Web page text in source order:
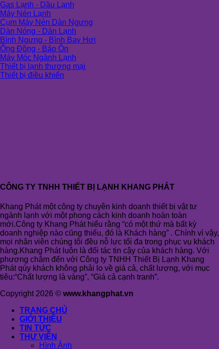
Gas Lạnh - Dầu Lạnh
Máy Nén Lạnh
Cụm Máy Nén Dàn Ngưng
Dàn Nóng - Dàn Lạnh
Bình Ngưng - Bình Bay Hơi
Ống Đồng - Bảo Ôn
Máy Móc Ngành Lạnh
Thiết bị lạnh thương mại
Thiết bị điều khiển
CÔNG TY TNHH THIẾT BỊ LẠNH KHANG PHÁT
Khang Phát một công ty chuyên kinh doanh thiết bị vật tư
ngành lạnh với một phong cách kinh doanh hoàn toàn
mới.Công ty Khang Phát hiểu rằng “có một thứ mà bất kỳ
doanh nghiệp nào cũng thiếu, đó là Khách hàng” . Chính vì vậy,
mọi nhân viên chúng tôi đều nỗ lực tối đa trong phục vụ khách
hàng.Khang Phát luôn là đối tác tin cậy của khách hàng. Với
phương châm đến với Công ty TNHH Thiết Bị Lạnh Khang
Phát qúy khách không phải lo về giá cả, chất lượng, với mục
tiêu:“Chất lượng là vàng”, “Giá cả cạnh tranh”.
Copyright 2026 © www.khangphat.vn
TRANG CHỦ
GIỚI THIỆU
TIN TỨC
THƯ VIỆN
Hình Ảnh